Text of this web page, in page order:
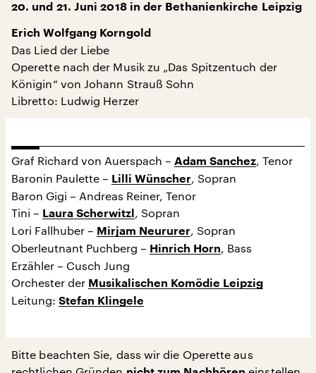
20. und 21. Juni 2018 in der Bethanienkirche Leipzig
Erich Wolfgang Korngold
Das Lied der Liebe
Operette nach der Musik zu „Das Spitzentuch der
Königin“ von Johann Strauß Sohn
Libretto: Ludwig Herzer
Graf Richard von Auerspach – Adam Sanchez, Tenor
Baronin Paulette – Lilli Wünscher, Sopran
Baron Gigi – Andreas Reiner, Tenor
Tini – Laura Scherwitzl , Sopran
Lori Fallhuber – Mirjam Neururer, Sopran
Oberleutnant Puchberg – Hinrich Horn, Bass
Erzähler – Cusch Jung
Orchester der Musikalischen Komödie Leipzig
Leitung: Stefan Klingele
Bitte beachten Sie, dass wir die Operette aus